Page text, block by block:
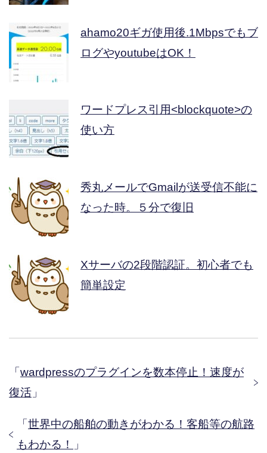
ahamo20ギガ使用後.1Mbpsでもブ
ログやyoutubeはOK！
ワードプレス引用<blockquote>の
使い方
秀丸メールでGmailが送受信不能に
なった時。５分で復旧
Xサーバの2段階認証。初心者でも
簡単設定
「wardpressのプラグインを数本停止！速度が
復活 」
「 世界中の船舶の動きがわかる！客船等の航路
もわかる！
」